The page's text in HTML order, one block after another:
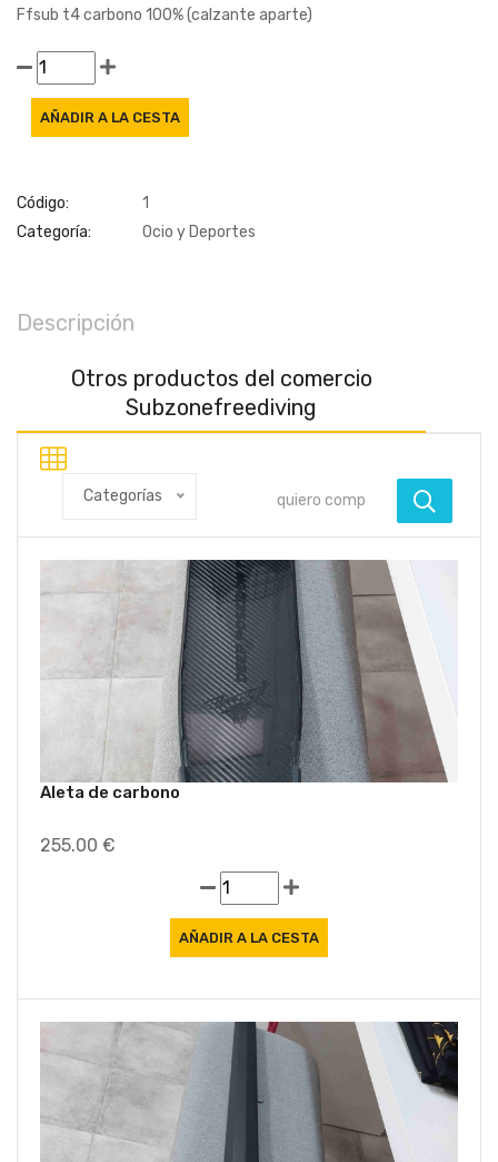
Ffsub t4 carbono 100% (calzante aparte)
Código:
1
Categoría:
Ocio y Deportes
Descripción
Otros productos del comercio
Subzonefreediving
Categorías
Aleta de carbono
255.00 €